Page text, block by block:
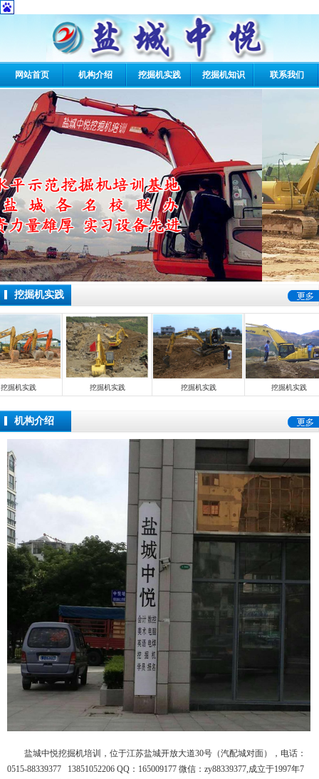
网站首页 机构介绍 挖掘机实践 挖掘机知识 联系我们
2 / 4
挖掘机实践
挖掘机实践 挖掘机实践 挖掘机实践 挖掘机实践
机构介绍
盐城中悦挖掘机培训，位于江苏盐城开放大道30号（汽配城对面），电话：
0515-88339377 13851052206 QQ：165009177 微信：zy88339377,成立于1997年7